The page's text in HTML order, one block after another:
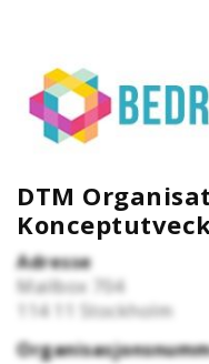
DTM
Adresse
Mailbox 704
114 11
Stockholm